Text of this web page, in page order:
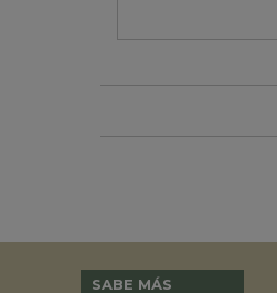
SABE MÁS